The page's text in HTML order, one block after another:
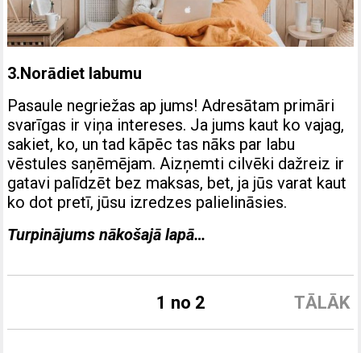
3.Norādiet labumu
Pasaule negriežas ap jums! Adresātam primāri
svarīgas ir viņa intereses. Ja jums kaut ko vajag,
sakiet, ko, un tad kāpēc tas nāks par labu
vēstules saņēmējam. Aizņemti cilvēki dažreiz ir
gatavi palīdzēt bez maksas, bet, ja jūs varat kaut
ko dot pretī, jūsu izredzes palielināsies.
Turpinājums nākošajā lapā…
TĀLĀK
1 no 2